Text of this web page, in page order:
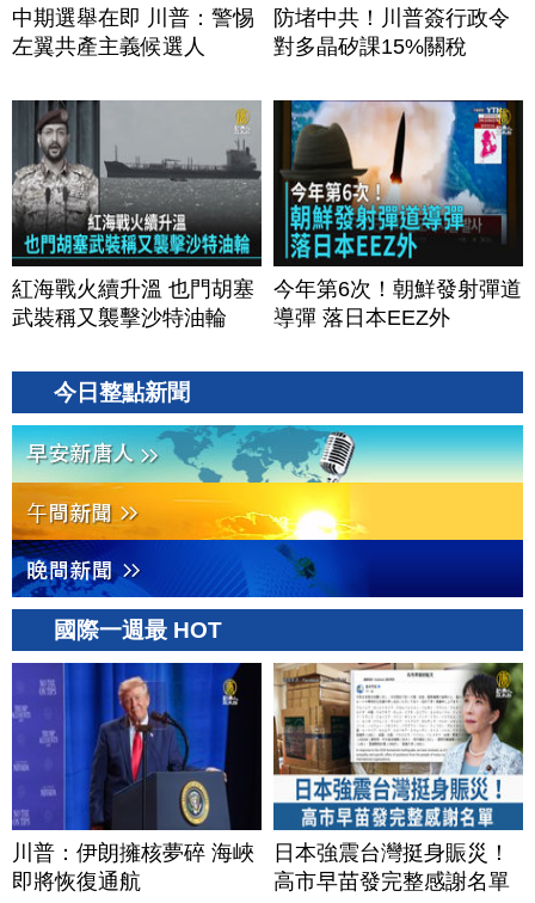
中期選舉在即 川普：警惕
左翼共產主義候選人
防堵中共！川普簽行政令
對多晶矽課15%關稅
紅海戰火續升溫 也門胡塞
武裝稱又襲擊沙特油輪
今年第6次！朝鮮發射彈道
導彈 落日本EEZ外
今日整點新聞
國際一週最 HOT
川普：伊朗擁核夢碎 海峽
即將恢復通航
日本強震台灣挺身賑災！
高市早苗發完整感謝名單